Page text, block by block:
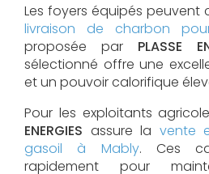
Les foyers équipés peuvent
livraison de charbon
proposée par PLASSE
sélectionné offre une
et un pouvoir calorifique
Pour les exploitants
ENERGIES assure la vente
gasoil à Mably. Ces
rapidement pour